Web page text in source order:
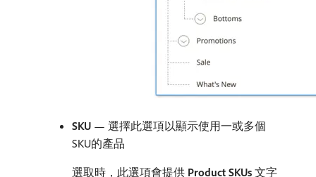
SKU — 選擇此選項以顯示使用一或多個
SKU的產品
選取時，此選項會提供​ Product SKUs ​文字